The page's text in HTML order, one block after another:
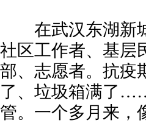
在武汉东湖新城
社区工作者、基层
部、志愿者。抗疫
了、垃圾箱满了
管。一个多月来，